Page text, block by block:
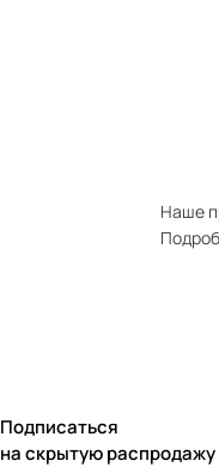
Наше
Подписаться
на скрытую распродажу